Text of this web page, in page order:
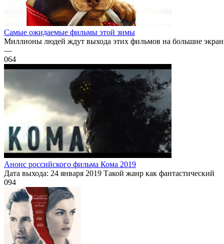
Самые ожидаемые фильмы этой зимы
Миллионы людей ждут выхода этих фильмов на большие
—
064
Анонс российского фильма Кома 2019
Дата выхода: 24 января 2019 Такой жанр как фантастический
094